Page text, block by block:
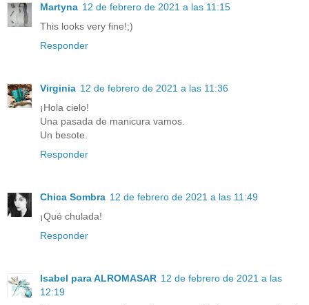
Martyna 12 de febrero de 2021 a las 11:15
This looks very fine!;)
Responder
Virginia 12 de febrero de 2021 a las 11:36
¡Hola cielo!
Una pasada de manicura vamos.
Un besote.
Responder
Chica Sombra 12 de febrero de 2021 a las 11:49
¡Qué chulada!
Responder
Isabel para ALROMASAR 12 de febrero de 2021 a las
12:19